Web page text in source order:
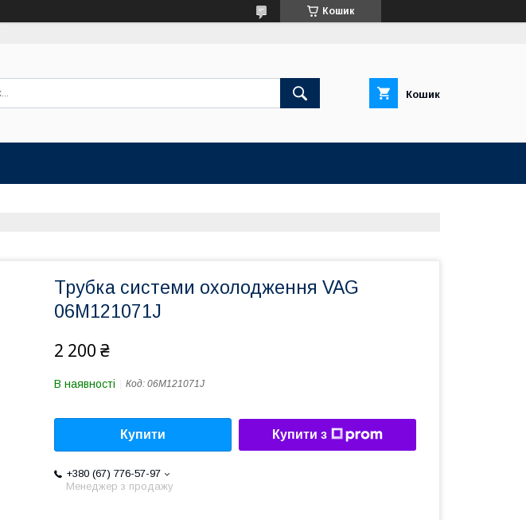
Кошик
Кошик
Трубка системи охолодження VAG
06M121071J
2 200 ₴
В наявності Код: 06M121071J
Купити Купити з
+380 (67) 776-57-97
Менеджер з продажу